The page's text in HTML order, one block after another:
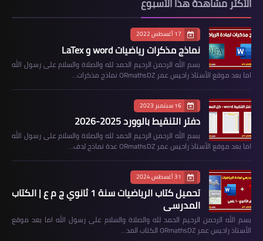
17 أغسطس 2022
نماذج مذكرات رياضيات word و LaTex
بسم الله الرحمن الرحيم الحمد لله والصلاة والسلام على رسول الله
اما بعد موقع الأستاذ راحيس عمر ORmathsDZ نماذج مذكرات…
16 سبتمبر 2023
دفتر التنقيط بالوورد 2025-2026
بسم الله الرحمن الرحيم الحمد لله والصلاة والسلام على رسول الله
اما بعد موقع الأستاذ راحيس عمر ORmathsDZ عدة نماذج لدف…
31 أغسطس 2024
تحميل كتاب الرياضيات سنة 1 ثانوي ج م ع | الكتاب
المدرسي
بسم الله الرحمن الرحيم الحمد لله والصلاة والسلام على رسول الله اما بعد موقع
الأستاذ راحيس عمر ORmathsDZ الكتاب المد…